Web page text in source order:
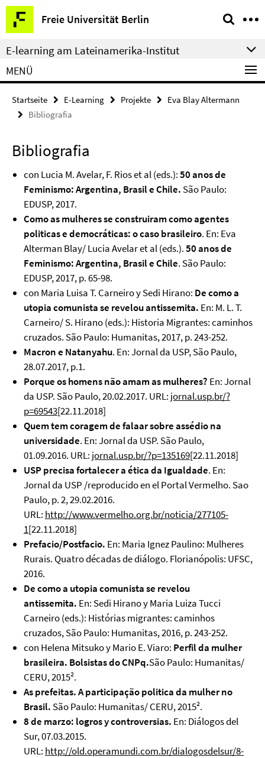
Springe
direkt
zu
Inhalt
Freie Universität Berlin
Service-
Navigation
E-learning am Lateinamerika-Institut
MENÜ
Startseite E-Learning Projekte
Eva Blay Altermann
Bibliografia
Bibliografia
con Lucia M. Avelar, F. Rios et al (eds.):50 anos de
Feminismo: Argentina, Brasil e Chile. São Paulo:
EDUSP, 2017.
Como as mulheres se construiram como agentes
politicas e democráticas: o caso brasileiro. En: Eva
Alterman Blay/ Lucia Avelar et al (eds.).50 anos de
Feminismo: Argentina, Brasil e Chile. São Paulo:
EDUSP, 2017, p. 65-98.
con Maria Luisa T. Carneiro y Sedi Hirano: De como a
utopia comunista se revelou antissemita. En: M. L. T.
Carneiro/ S. Hirano (eds.): Historia Migrantes: caminhos
cruzados. São Paulo: Humanitas, 2017, p. 243-252.
Macron e Natanyahu. En: Jornal da USP, São Paulo,
28.07.2017, p.1.
Porque os homens não amam as mulheres? En: Jornal
da USP. São Paulo, 20.02.2017. URL: jornal.usp.br/?
p=69543[22.11.2018]
Quem tem coragem de falaar sobre assédio na
universidade. En: Jornal da USP. São Paulo,
01.09.2016. URL: jornal.usp.br/?p=135169[22.11.2018]
USP precisa fortalecer a ética da Igualdade. En:
Jornal da USP /reproducido en el Portal Vermelho. Sao
Paulo, p. 2, 29.02.2016.
URL: http://www.vermelho.org.br/noticia/277105-
1[22.11.2018]
Prefacio/Postfacio. En: Maria Ignez Paulino: Mulheres
Rurais. Quatro décadas de diálogo. Florianópolis: UFSC,
2016.
De como a utopia comunista se revelou
antissemita. En: Sedi Hirano y Maria Luiza Tucci
Carneiro (eds.): Histórias migrantes: caminhos
cruzados, São Paulo: Humanitas, 2016, p. 243-252.
con Helena Mitsuko y Mario E. Viaro: Perfil da mulher
brasileira. Bolsistas do CNPq.São Paulo: Humanitas/
CERU, 2015².
As prefeitas. A participação politica da mulher no
Brasil. São Paulo: Humanitas/ CERU, 2015².
8 de marzo: logros y controversias. En: Diálogos del
Sur, 07.03.2015.
URL: http://old.operamundi.com.br/dialogosdelsur/8-